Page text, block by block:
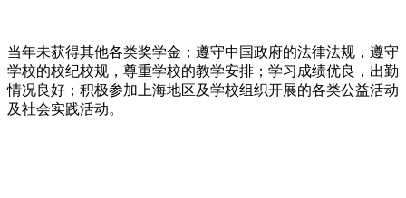
当年未获得其他各类奖学金；遵守中国政府的法律法规，遵守
学校的校纪校规，尊重学校的教学安排；学习成绩优良，出勤
情况良好；积极参加上海地区及学校组织开展的各类公益活动
及社会实践活动。